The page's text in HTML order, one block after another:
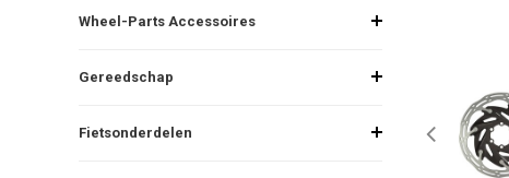
Wheel-Parts Accessoires
Gereedschap
Fietsonderdelen